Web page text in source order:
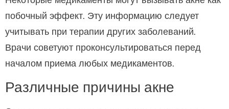
побочный эффект. Эту информацию следует
учитывать при терапии других заболеваний.
Врачи советуют проконсультироваться перед
началом приема любых медикаментов.
Различные причины акне